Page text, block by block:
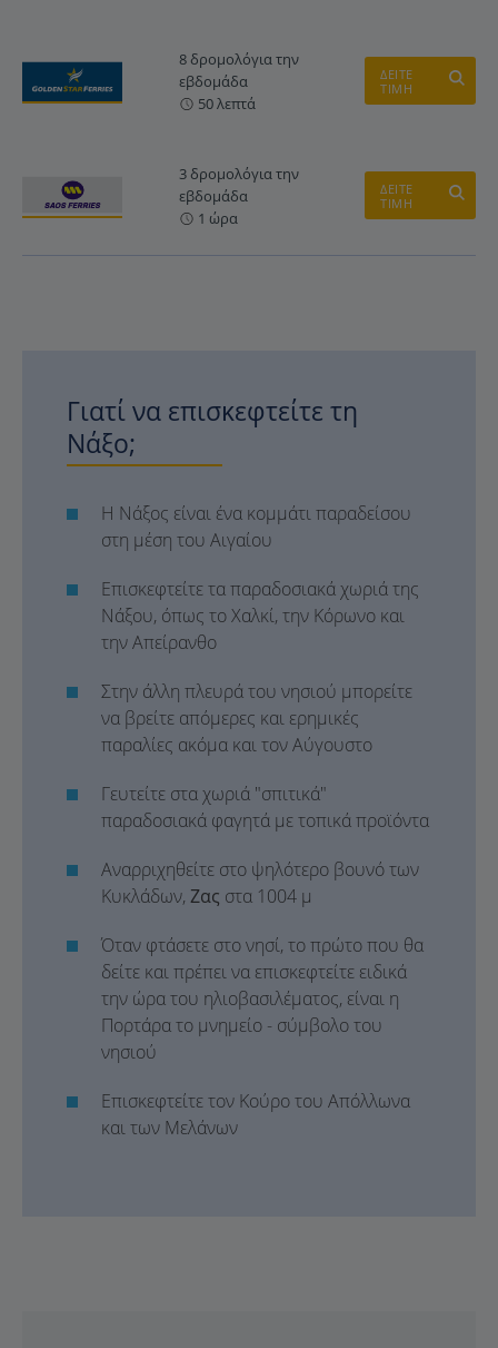
8 δρομολόγια την
εβδομάδα
50 λεπτά
ΔΕΙΤΕ
ΤΙΜΗ
3 δρομολόγια την
εβδομάδα
1 ώρα
ΔΕΙΤΕ
ΤΙΜΗ
Γιατί να επισκεφτείτε τη
Νάξο;
Η Νάξος είναι ένα κομμάτι παραδείσου
στη μέση του Αιγαίου
Επισκεφτείτε τα παραδοσιακά χωριά της
Νάξου, όπως το Χαλκί, την Κόρωνο και
την Απείρανθο
Στην άλλη πλευρά του νησιού μπορείτε
να βρείτε απόμερες και ερημικές
παραλίες ακόμα και τον Αύγουστο
Γευτείτε στα χωριά "σπιτικά"
παραδοσιακά φαγητά με τοπικά προϊόντα
Αναρριχηθείτε στο ψηλότερο βουνό των
Κυκλάδων,Ζας στα 1004 μ
Όταν φτάσετε στο νησί, το πρώτο που θα
δείτε και πρέπει να επισκεφτείτε ειδικά
την ώρα του ηλιοβασιλέματος, είναι η
Πορτάρα το μνημείο - σύμβολο του
νησιού
Επισκεφτείτε τον Κούρο του Απόλλωνα
και των Μελάνων